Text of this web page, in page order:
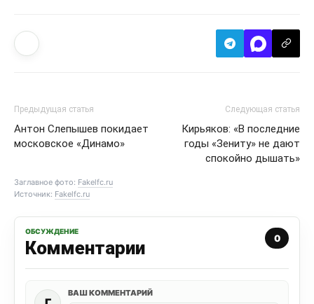
Предыдущая статья
Антон Слепышев покидает
московское «Динамо»
Следующая статья
Кирьяков: «В последние
годы «Зениту» не дают
спокойно дышать»
Заглавное фото: Fakelfc.ru
Источник: Fakelfc.ru
ОБСУЖДЕНИЕ
Комментарии 0
ВАШ КОММЕНТАРИЙ